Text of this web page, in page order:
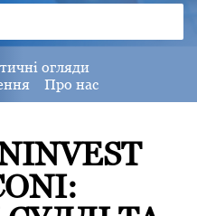
огляди
Про нас